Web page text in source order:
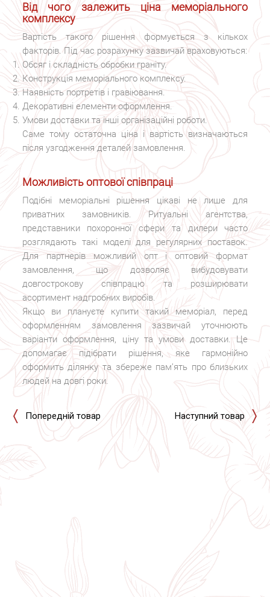
Від чого залежить ціна меморіального
комплексу
Вартість такого рішення формується з кількох
факторів. Під час розрахунку зазвичай враховуються:
Обсяг і складність обробки граніту.
Конструкція меморіального комплексу.
Наявність портретів і гравіювання.
Декоративні елементи оформлення.
Умови доставки та інші організаційні роботи.
Саме тому остаточна ціна і вартість визначаються
після узгодження деталей замовлення.
Можливість оптової співпраці
Подібні меморіальні рішення цікаві не лише для
приватних замовників. Ритуальні агентства,
представники похоронної сфери та дилери часто
розглядають такі моделі для регулярних поставок.
Для партнерів можливий опт і оптовий формат
замовлення, що дозволяє вибудовувати
довгострокову співпрацю та розширювати
асортимент надгробних виробів.
Якщо ви плануєте купити такий меморіал, перед
оформленням замовлення зазвичай уточнюють
варіанти оформлення, ціну та умови доставки. Це
допомагає підібрати рішення, яке гармонійно
оформить ділянку та збереже пам’ять про близьких
людей на довгі роки.
Попередній товар Наступний товар